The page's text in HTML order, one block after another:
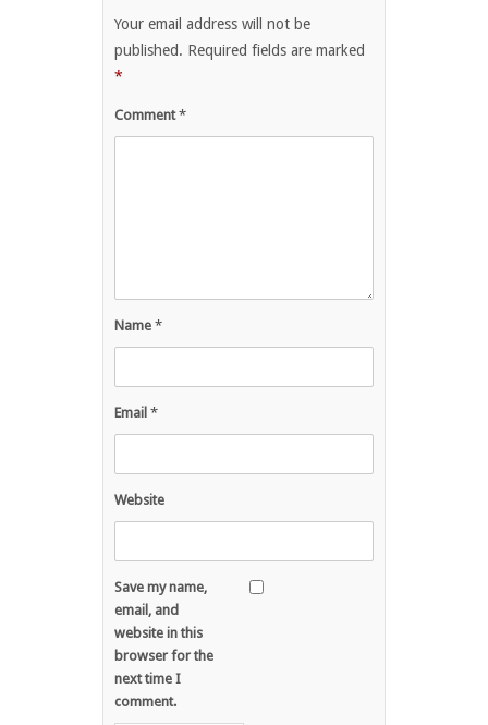
Your email address will not be
published. Required fields are marked
*
Comment*
Name *
Email *
Website
Save my name,
email, and
website in this
browser for the
next time I
comment.